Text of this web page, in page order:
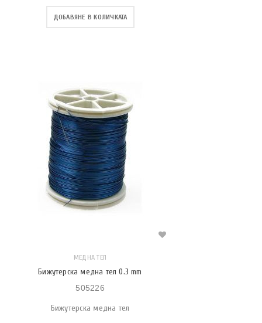
ДОБАВЯНЕ В КОЛИЧКАТА
МЕДНА ТЕЛ
Бижутерска медна тел 0.3 mm
505226
Бижутерска медна тел